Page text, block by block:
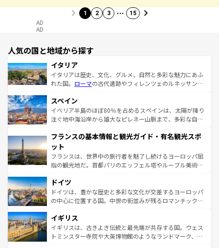
1 2 3 … 15
AD
AD
人気の国と地域から探す
イタリア
イタリアは歴史、文化、グルメ、自然と多彩な魅力にあふ
れた国。 ローマの古代遺跡やフィレンツェのルネッサンス
ろん、トスカーナの美しい田園風景やアマルフィ海岸の絶
景など、自然景観も見逃せない。観光の合間には、本場の
ピザやパスタなど、絶品のイタリア料理を堪能することも
ませてくれるイタリアで、忘れられない旅をしてみよう！
なお、新着のイタリア情報は
しい。
スペイン
イベリア半島のほぼ80％を占めるスペインは、太陽が降り
注ぐ地中海沿岸から雄大なピレネー山脈まで、多彩な自然
文化が根付くこの国では、情熱的なフラメンコ、熱気あふ
れる闘牛、そして美味しいタパスが生活の一部となってい
る。首都マドリードの洗練された雰囲気や、バルセロナの
アートに溢れた街角から、地方では古代ローマ遺跡や中世
せる。地方によって風土や気候が異なるスペインはその個
性で訪れる人を魅了する。 なお、新着のスペイン情報は コ
ンテンツ一覧を参照してほしい。
フランスの基本情報と観光ガイド・有名観光スポ
ット
フランスは、世界中の旅行者を魅了し続けるヨーロッパ屈
指の観光地だ。首都パリのエッフェル塔やルーブル美術館
で、幅広い魅力が詰まっている。華麗な宮殿、歴史的な大
聖堂、美しいビーチ、そして豊かな自然が、訪れる者を心
から魅了する。また、フランスは美食の国としても知ら
いる。シャンパンの発祥地であるランス、プロヴァンスの
香り高いラベンダー畑など、多彩な楽しみ方が可能だ。さ
らに、パリ以外の地域にも魅力が溢れており、どの街角に
ドイツ
ドイツは、豊かな歴史と多彩な文化が交差するヨーロッパ
の中心に位置する国。中世の街並みが残るロマンチック街
顔を持つこの国は、どこを歩いても飽きることがない。ベ
ルリンの文化的活気、バイエルン州のアルプスの絶景、そ
してライン川沿いのワイン畑といった風景は必見。ビール
イギリス
イギリスは、古きよき伝統と最先端が共存する国。ウェス
トミンスター寺院や大英博物館のようなランドマーク、歴